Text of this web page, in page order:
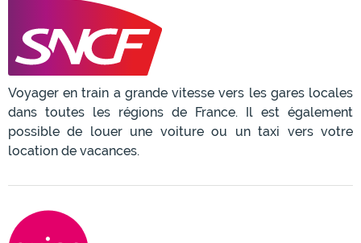
Voyager en train a grande vitesse vers les gares locales
dans toutes les régions de France. Il est également
possible de louer une voiture ou un taxi vers votre
location de vacances.